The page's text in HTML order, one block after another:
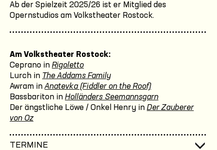
Ab der Spielzeit 2025/26 ist er Mitglied des
Opernstudios am Volkstheater Rostock.
Am Volkstheater Rostock:
Ceprano in Rigoletto
Lurch in The Addams Family
Awram in Anatevka (Fiddler on the Roof)
Bassbariton in Holländers Seemannsgarn
Der ängstliche Löwe / Onkel Henry in Der Zauberer
von Oz
TERMINE